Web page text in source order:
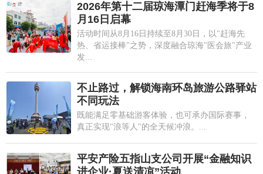
2026年第十二届琼海潭门赶海季将于8
月16日启幕
活动时间从8月16日持续至8月30日，以"赶海先
热、省运接棒"之势，深度融合琼海"医会旅"产业
发...
不止路过，解锁海南环岛旅游公路驿站
不同玩法
既能满足零基础游客体验，也可承办国际赛事，
真正实现"浪等人"的全天候冲浪。...
平安产险五指山支公司开展“金融知识